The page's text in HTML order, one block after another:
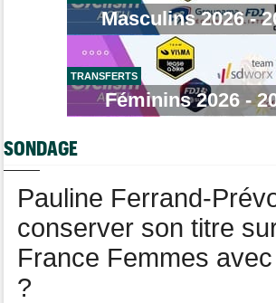
Tour de Burgos
A quelle heure et sur quelle chaîne suivre la 5e
Quels seront les prochains défis du Slovène
Route
Anton Schiffer à nouveau victime d'une
Soudal Quick-Step a recruté un talentueux
Masculins 2026 -
TRANSFERTS
Féminins 2026 -
SONDAGE
Pauline Ferrand-
conserver son titre
France Femmes
?